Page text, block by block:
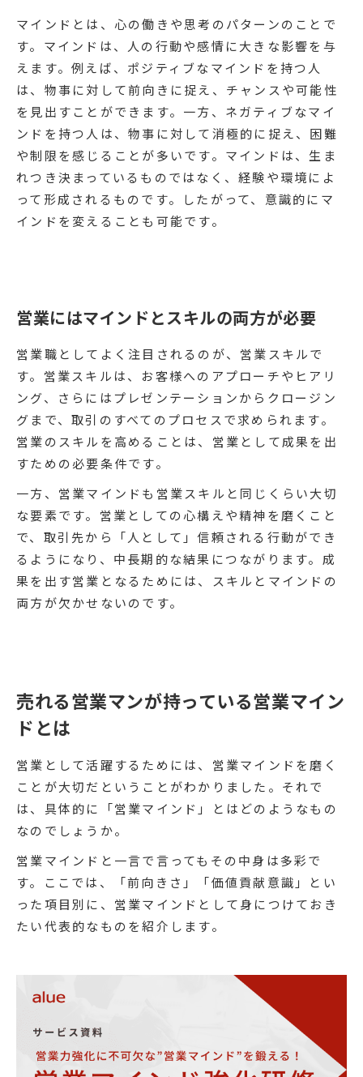
マインドとは、心の働きや思考のパターンのことで
す。マインドは、人の行動や感情に大きな影響を与
えます。例えば、ポジティブなマインドを持つ人
は、物事に対して前向きに捉え、チャンスや可能性
を見出すことができます。一方、ネガティブなマイ
ンドを持つ人は、物事に対して消極的に捉え、困難
や制限を感じることが多いです。マインドは、生ま
れつき決まっているものではなく、経験や環境によ
って形成されるものです。したがって、意識的にマ
インドを変えることも可能です。
営業にはマインドとスキルの両方が必要
営業職としてよく注目されるのが、営業スキルで
す。営業スキルは、お客様へのアプローチやヒアリ
ング、さらにはプレゼンテーションからクロージン
グまで、取引のすべてのプロセスで求められます。
営業のスキルを高めることは、営業として成果を出
すための必要条件です。
一方、営業マインドも営業スキルと同じくらい大切
な要素です。営業としての心構えや精神を磨くこと
で、取引先から「人として」信頼される行動ができ
るようになり、中長期的な結果につながります。成
果を出す営業となるためには、スキルとマインドの
両方が欠かせないのです。
売れる営業マンが持っている営業マイン
ドとは
営業として活躍するためには、営業マインドを磨く
ことが大切だということがわかりました。それで
は、具体的に「営業マインド」とはどのようなもの
なのでしょうか。
営業マインドと一言で言ってもその中身は多彩で
す。ここでは、「前向きさ」「価値貢献意識」とい
った項目別に、営業マインドとして身につけておき
たい代表的なものを紹介します。